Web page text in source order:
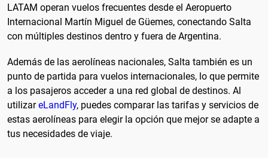
LATAM operan vuelos frecuentes desde el Aeropuerto
Internacional Martín Miguel de Güemes, conectando Salta
con múltiples destinos dentro y fuera de Argentina.
Además de las aerolíneas nacionales, Salta también es un
punto de partida para vuelos internacionales, lo que permite
a los pasajeros acceder a una red global de destinos. Al
utilizareLandFly, puedes comparar las tarifas y servicios de
estas aerolíneas para elegir la opción que mejor se adapte a
tus necesidades de viaje.